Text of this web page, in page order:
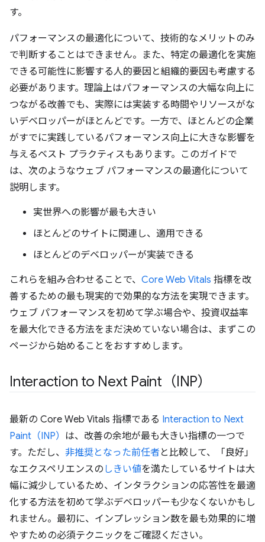
す。
パフォーマンスの最適化について、技術的なメリットのみ
で判断することはできません。また、特定の最適化を実施
できる可能性に影響する人的要因と組織的要因も考慮する
必要があります。理論上はパフォーマンスの大幅な向上に
つながる改善でも、実際には実装する時間やリソースがな
いデベロッパーがほとんどです。一方で、ほとんどの企業
がすでに実践しているパフォーマンス向上に大きな影響を
与えるベスト プラクティスもあります。このガイドで
は、次のようなウェブ パフォーマンスの最適化について
説明します。
実世界への影響が最も大きい
ほとんどのサイトに関連し、適用できる
ほとんどのデベロッパーが実装できる
これらを組み合わせることで、 Core Web Vitals 指標を改
善するための最も現実的で効果的な方法を実現できます。
ウェブ パフォーマンスを初めて学ぶ場合や、投資収益率
を最大化できる方法をまだ決めていない場合は、まずこの
ページから始めることをおすすめします。
Interaction to Next Paint（INP）
最新の Core Web Vitals 指標である Interaction to Next
Paint（INP） は、改善の余地が最も大きい指標の一つで
す。ただし、 非推奨となった前任者 と比較して、「良好」
なエクスペリエンスの しきい値を満たしているサイトは大
幅に減少しているため、インタラクションの応答性を最適
化する方法を初めて学ぶデベロッパーも少なくないかもし
れません。最初に、インプレッション数を最も効果的に増
やすための必須テクニックをご確認ください。